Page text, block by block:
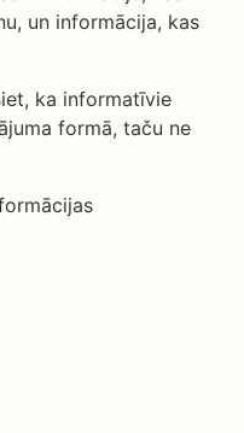
un informācija, kas
ka informatīvie
formā, taču ne